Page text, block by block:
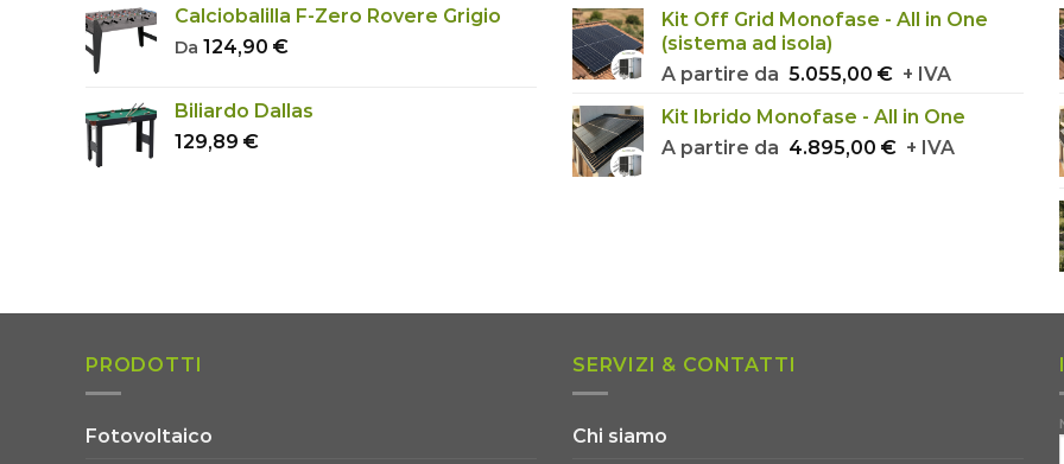
Calciobalilla F-Zero Rovere Grigio
Da 124,90 €
Biliardo Dallas
129,89 €
Kit Off Grid Monofase - All in One
(sistema ad isola)
A partire da 5.055,00 € + IVA
Kit Ibrido Monofase - All in One
A partire da 4.895,00 € + IVA
PRODOTTI
Fotovoltaico
SERVIZI & CONTATTI
Chi siamo